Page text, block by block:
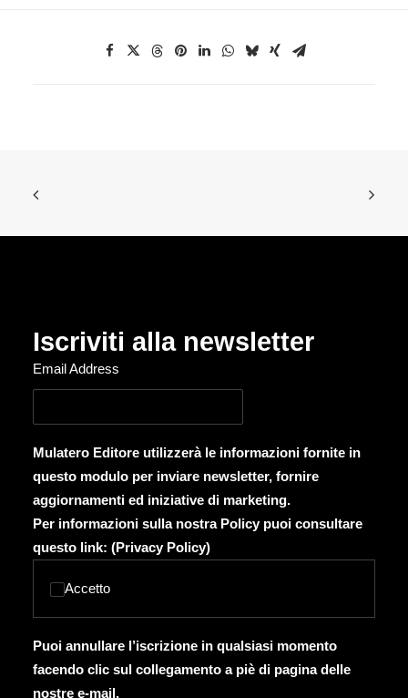
Iscriviti alla newsletter
Email Address
Mulatero Editore utilizzerà le informazioni fornite in
questo modulo per inviare newsletter, fornire
aggiornamenti ed iniziative di marketing.
Per informazioni sulla nostra Policy puoi consultare
questo link: (Privacy Policy)
Accetto
Puoi annullare l’iscrizione in qualsiasi momento
facendo clic sul collegamento a piè di pagina delle
nostre e-mail.